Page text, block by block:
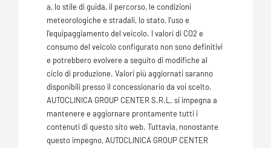
a, lo stile di guida, il percorso, le condizioni
meteorologiche e stradali, lo stato, l’uso e
l’equipaggiamento del veicolo. I valori di CO2 e
consumo del veicolo configurato non sono definitivi
e potrebbero evolvere a seguito di modifiche al
ciclo di produzione. Valori più aggiornati saranno
disponibili presso il concessionario da voi scelto.
AUTOCLINICA GROUP CENTER S.R.L. si impegna a
mantenere e aggiornare prontamente tutti i
contenuti di questo sito web. Tuttavia, nonostante
questo impegno, AUTOCLINICA GROUP CENTER